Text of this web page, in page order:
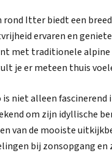
rond Itter biedt een
ervaren en
met traditionele alpine
je er meteen thuis
is niet alleen
om zijn idyllische
van de mooiste
bij zonsopgang en